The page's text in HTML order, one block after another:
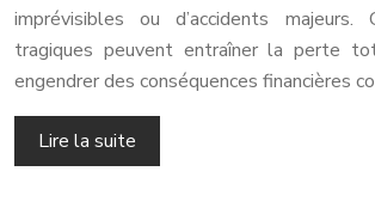
imprévisibles ou d’accidents majeurs.
tragiques peuvent entraîner la perte
engendrer des conséquences financières
Lire la suite